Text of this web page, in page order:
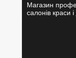
Магазин
салонів краси